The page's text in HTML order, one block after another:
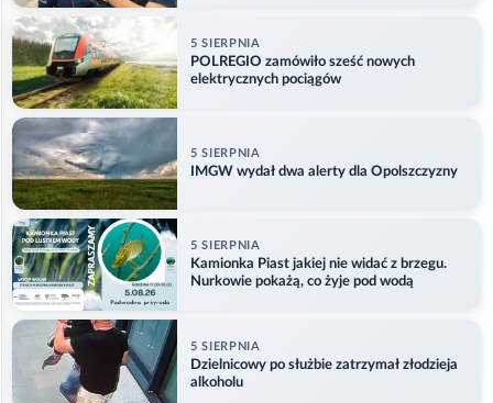
5 SIERPNIA
POLREGIO zamówiło sześć nowych
elektrycznych pociągów
5 SIERPNIA
IMGW wydał dwa alerty dla Opolszczyzny
5 SIERPNIA
Kamionka Piast jakiej nie widać z brzegu.
Nurkowie pokażą, co żyje pod wodą
5 SIERPNIA
Dzielnicowy po służbie zatrzymał złodzieja
alkoholu